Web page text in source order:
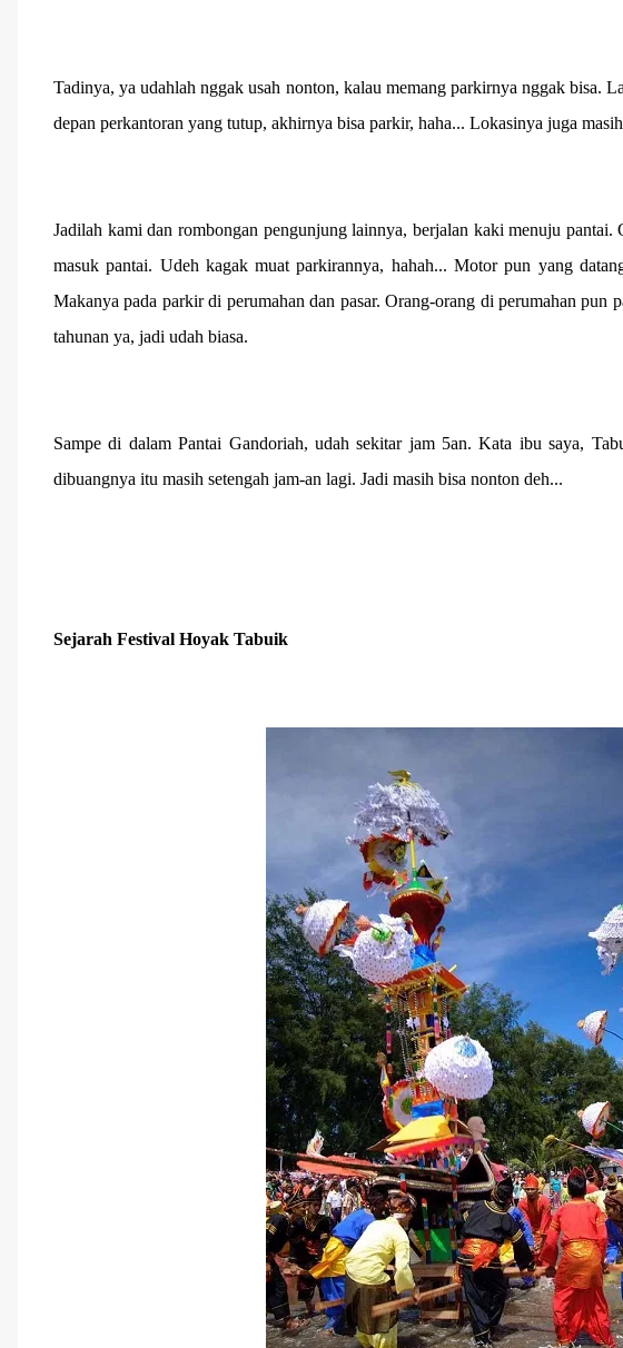
Tadinya, ya udahlah nggak usah nonton, kalau memang parkirnya nggak bisa.
depan perkantoran yang tutup, akhirnya bisa parkir, haha... Lokasinya juga
Jadilah kami dan rombongan pengunjung lainnya, berjalan kaki menuju
masuk pantai. Udeh kagak muat parkirannya, hahah... Motor pun yang
Makanya pada parkir di perumahan dan pasar. Orang-orang di perumahan pun
tahunan ya, jadi udah biasa.
Sampe di dalam Pantai Gandoriah, udah sekitar jam 5an. Kata ibu saya,
dibuangnya itu masih setengah jam-an lagi. Jadi masih bisa nonton deh...
Sejarah Festival Hoyak Tabuik